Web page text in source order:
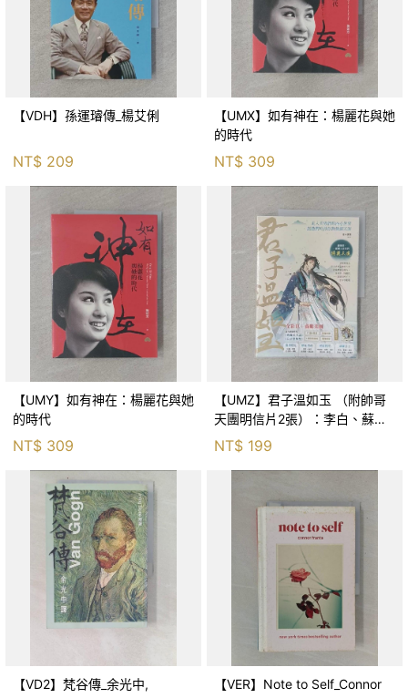
【VDH】孫運璿傳_楊艾俐
NT$ 209
【UMX】如有神在：楊麗花與她
的時代
NT$ 309
【UMY】如有神在：楊麗花與她
的時代
NT$ 309
【UMZ】君子溫如玉 （附帥哥
天團明信片2張）：李白、蘇
軾、韓信……書寫歷史上文人武
將的曲折人生，走入美男們的內
心世界，陪他們吟詩作對執劍
NT$ 199
【VD2】梵谷傳_余光中,
【VER】Note to Self_Connor